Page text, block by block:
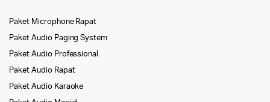
Paket Microphone Rapat
Paket Audio Paging System
Paket Audio Professional
Paket Audio Rapat
Paket Audio Karaoke